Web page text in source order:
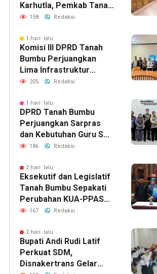
Karhutla, Pemkab Tanah
Bumbu Aktifkan Posko
158 Redaksi
1 hari lalu
Komisi III DPRD Tanah
Bumbu Perjuangkan
Lima Infrastruktur
Strategis ke BPJN XI
205 Redaksi
1 hari lalu
DPRD Tanah Bumbu
Perjuangkan Sarpras
dan Kebutuhan Guru SMA
ke Pemprov Kalsel
186 Redaksi
2 hari lalu
Eksekutif dan Legislatif
Tanah Bumbu Sepakati
Perubahan KUA-PPAS
2026, Perkuat Sinergi
167 Redaksi
2 hari lalu
Bupati Andi Rudi Latif
Perkuat SDM,
Disnakertrans Gelar